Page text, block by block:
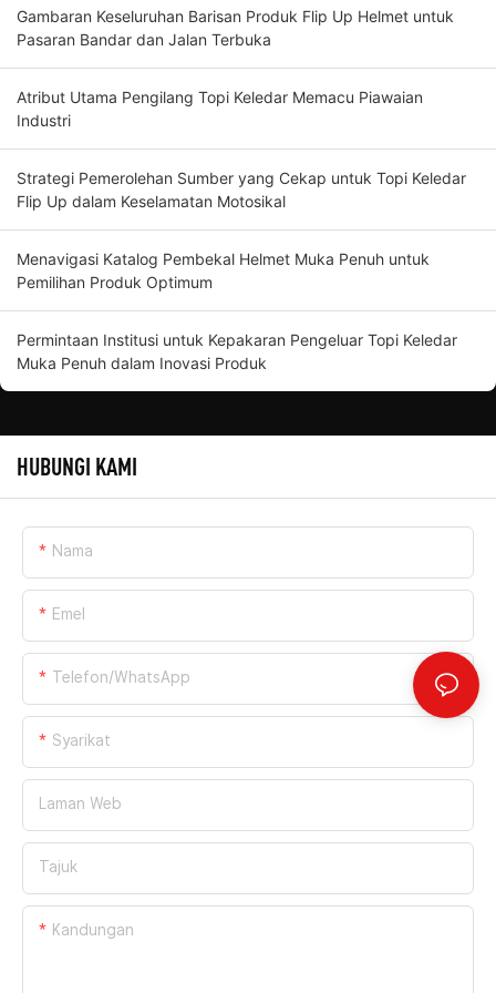
Gambaran Keseluruhan Barisan Produk Flip Up Helmet untuk
Pasaran Bandar dan Jalan Terbuka
Atribut Utama Pengilang Topi Keledar Memacu Piawaian
Industri
Strategi Pemerolehan Sumber yang Cekap untuk Topi Keledar
Flip Up dalam Keselamatan Motosikal
Menavigasi Katalog Pembekal Helmet Muka Penuh untuk
Pemilihan Produk Optimum
Permintaan Institusi untuk Kepakaran Pengeluar Topi Keledar
Muka Penuh dalam Inovasi Produk
HUBUNGI KAMI
Nama
Emel
Telefon/WhatsApp
Syarikat
Laman Web
Tajuk
Kandungan